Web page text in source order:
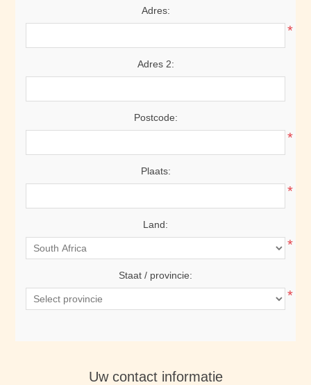
Adres:
*
Adres 2:
Postcode:
*
Plaats:
*
Land:
*
Staat / provincie:
*
Uw contact informatie